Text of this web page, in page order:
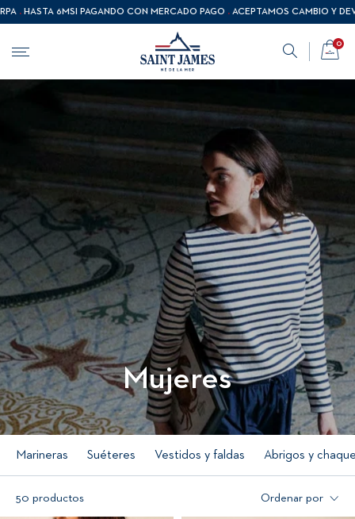
Saltar al contenido
6MSI PAGANDO CON MERCADO PAGO. ACEPTAMOS CAMBIO Y DEVOLUCIÓN
Abrir menú
0
Mujeres
Marineras Suéteres Vestidos y faldas Abrigos y
50 productos Ordenar por